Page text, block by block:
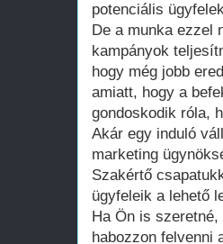
potenciális
De a munka ezzel
kampányok
hogy még jobb
amiatt, hogy a
gondoskodik róla,
Akár egy induló
marketing
Szakértő
ügyfeleik a lehető
Ha Ön is
habozzon felvenni